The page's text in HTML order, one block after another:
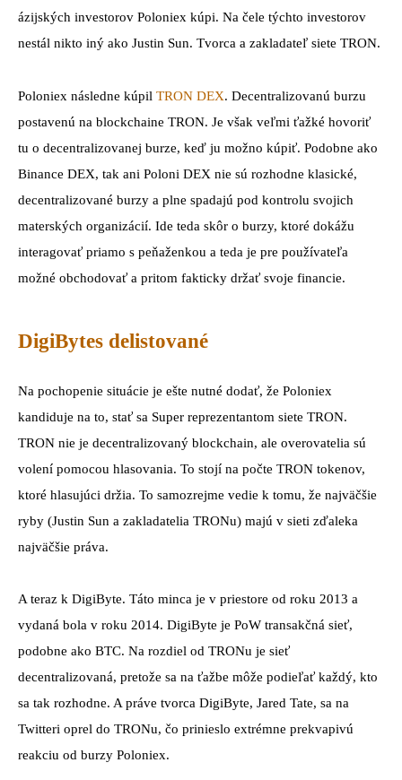
ázijských investorov Poloniex kúpi. Na čele týchto investorov
nestál nikto iný ako Justin Sun. Tvorca a zakladateľ siete TRON.
Poloniex následne kúpil TRON DEX. Decentralizovanú burzu
postavenú na blockchaine TRON. Je však veľmi ťažké hovoriť
tu o decentralizovanej burze, keď ju možno kúpiť. Podobne ako
Binance DEX, tak ani Poloni DEX nie sú rozhodne klasické,
decentralizované burzy a plne spadajú pod kontrolu svojich
materských organizácií. Ide teda skôr o burzy, ktoré dokážu
interagovať priamo s peňaženkou a teda je pre používateľa
možné obchodovať a pritom fakticky držať svoje financie.
DigiBytes delistované
Na pochopenie situácie je ešte nutné dodať, že Poloniex
kandiduje na to, stať sa Super reprezentantom siete TRON.
TRON nie je decentralizovaný blockchain, ale overovatelia sú
volení pomocou hlasovania. To stojí na počte TRON tokenov,
ktoré hlasujúci držia. To samozrejme vedie k tomu, že najväčšie
ryby (Justin Sun a zakladatelia TRONu) majú v sieti zďaleka
najväčšie práva.
A teraz k DigiByte. Táto minca je v priestore od roku 2013 a
vydaná bola v roku 2014. DigiByte je PoW transakčná sieť,
podobne ako BTC. Na rozdiel od TRONu je sieť
decentralizovaná, pretože sa na ťažbe môže podieľať každý, kto
sa tak rozhodne. A práve tvorca DigiByte, Jared Tate, sa na
Twitteri oprel do TRONu, čo prinieslo extrémne prekvapivú
reakciu od burzy Poloniex.